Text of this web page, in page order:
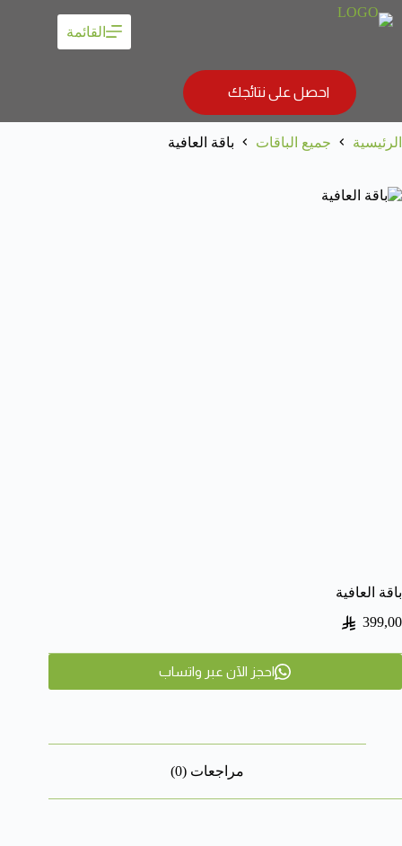
القائمة
احصل على نتائجك
الرئيسية جميع الباقات باقة العافية
باقة العافية
399,00
احجز الآن عبر واتساب
مراجعات (0)